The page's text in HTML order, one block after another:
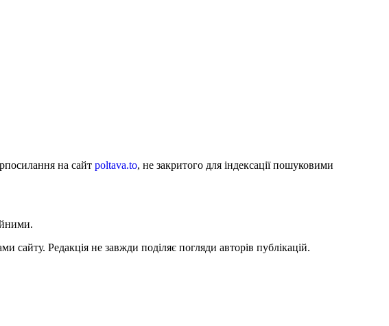
на сайт poltava.to, не закритого для індексації пошуковими
сайту. Редакція не завжди поділяє погляди авторів публікацій.